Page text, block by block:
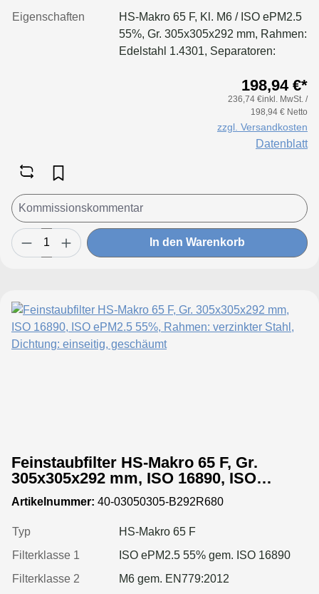
Eigenschaften
HS-Makro 65 F, Kl. M6 / ISO ePM2.5
55%, Gr. 305x305x292 mm, Rahmen:
Edelstahl 1.4301, Separatoren:
198,94 €*
236,74 €inkl. MwSt. /
198,94 € Netto
zzgl. Versandkosten
Datenblatt
In den Warenkorb
Feinstaubfilter HS-Makro 65 F, Gr.
305x305x292 mm, ISO 16890, ISO
ePM2.5 55%, Rahmen: verzinkter Stahl,
Dichtung: einseitig, geschäumt
Artikelnummer: 40-03050305-B292R680
Typ
HS-Makro 65 F
Filterklasse 1
ISO ePM2.5 55% gem. ISO 16890
Filterklasse 2
M6 gem. EN779:2012